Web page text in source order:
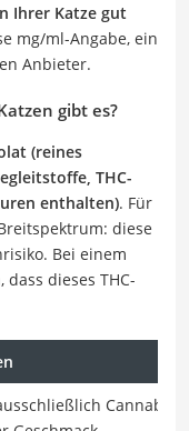
Ihrer Katze gut
mg/ml-Angabe, ein
Anbieter.
gibt es?
(reines
THC-
enthalten). Für
diese
Bei einem
dieses THC-